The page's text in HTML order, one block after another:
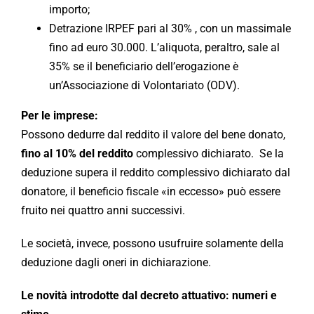
importo;
Detrazione IRPEF pari al 30% , con un massimale
fino ad euro 30.000. L’aliquota, peraltro, sale al
35% se il beneficiario dell’erogazione è
un’Associazione di Volontariato (ODV).
Per le imprese:
Possono dedurre dal reddito il valore del bene donato,
fino al 10% del reddito complessivo dichiarato. Se la
deduzione supera il reddito complessivo dichiarato dal
donatore, il beneficio fiscale «in eccesso» può essere
fruito nei quattro anni successivi.
Le società, invece, possono usufruire solamente della
deduzione dagli oneri in dichiarazione.
Le novità introdotte dal decreto attuativo: numeri e